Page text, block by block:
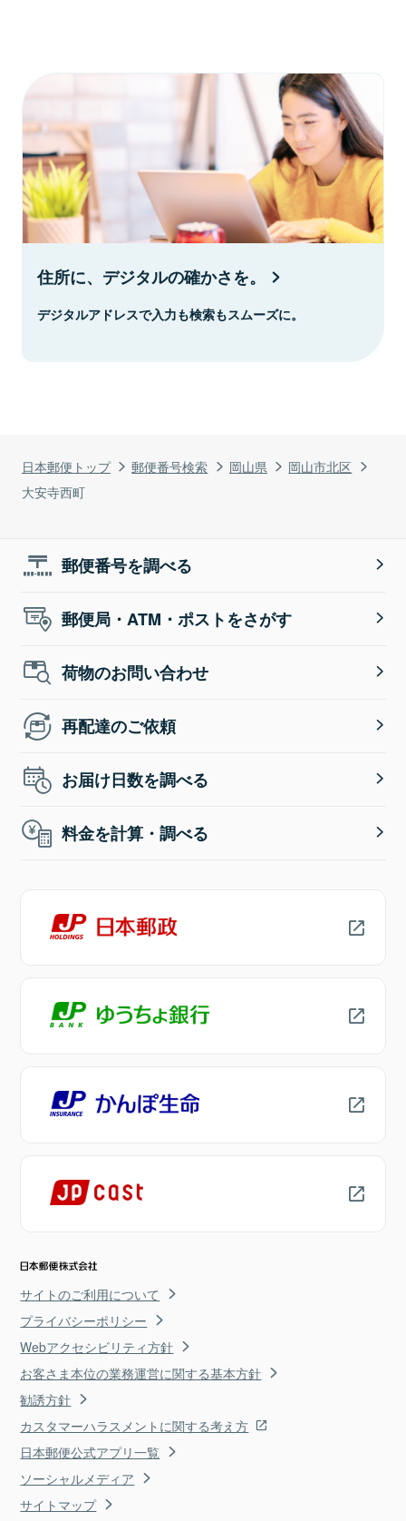
日本郵便トップ 郵便番号検索 岡山県
岡山市北区
大安寺西町
住所に、デジタルの確かさを。
デジタルアドレスで入力も検索もスムーズに。
郵便番号を調べる
郵便局・ATM・ポストをさがす
荷物のお問い合わせ
再配達のご依頼
お届け日数を調べる
料金を計算・調べる
サイトのご利用について
プライバシーポリシー
Webアクセシビリティ方針
お客さま本位の業務運営に関する基本方針
勧誘方針
カスタマーハラスメントに関する考え方
日本郵便公式アプリ一覧
ソーシャルメディア
サイトマップ